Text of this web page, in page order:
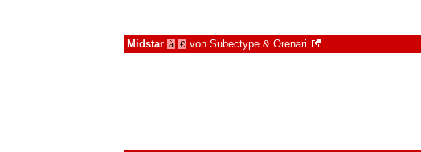
Midstar à € von Subectype & Orenari